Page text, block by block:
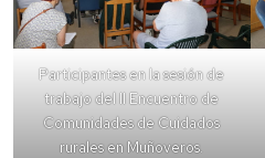
Participantes en la sesión de
trabajo del II Encuentro de
Comunidades de Cuidados
rurales en Muñoveros.